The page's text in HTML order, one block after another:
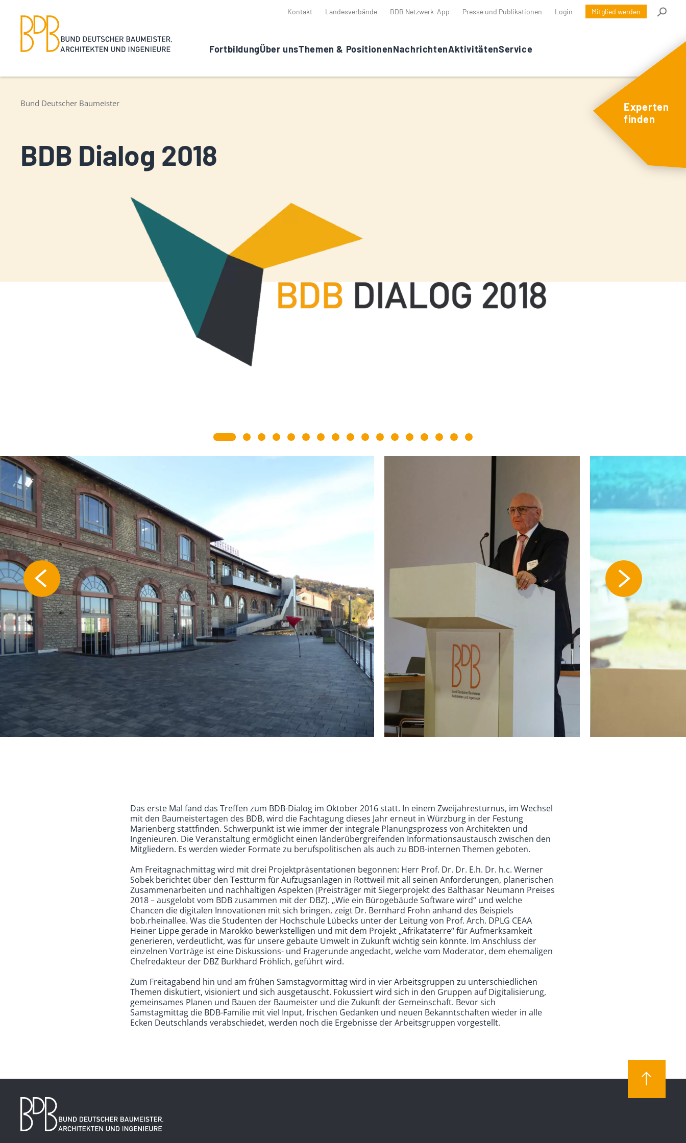
Kontakt Landesverbände BDB Netzwerk-App Presse und Publikationen Login Mitglied werden
FortbildungÜber unsThemen & PositionenNachrichtenAktivitätenService
Experten
finden
Bund Deutscher Baumeister
BDB Dialog 2018
Das erste Mal fand das Treffen zum BDB-Dialog im Oktober 2016 statt. In einem Zweijahresturnus, im Wechsel
mit den Baumeistertagen des BDB, wird die Fachtagung dieses Jahr erneut in Würzburg in der Festung
Marienberg stattfinden. Schwerpunkt ist wie immer der integrale Planungsprozess von Architekten und
Ingenieuren. Die Veranstaltung ermöglicht einen länderübergreifenden Informationsaustausch zwischen den
Mitgliedern. Es werden wieder Formate zu berufspolitischen als auch zu BDB-internen Themen geboten.
Am Freitagnachmittag wird mit drei Projektpräsentationen begonnen: Herr Prof. Dr. Dr. E.h. Dr. h.c. Werner
Sobek berichtet über den Testturm für Aufzugsanlagen in Rottweil mit all seinen Anforderungen, planerischen
Zusammenarbeiten und nachhaltigen Aspekten (Preisträger mit Siegerprojekt des Balthasar Neumann Preises
2018 – ausgelobt vom BDB zusammen mit der DBZ). „Wie ein Bürogebäude Software wird“ und welche
Chancen die digitalen Innovationen mit sich bringen, zeigt Dr. Bernhard Frohn anhand des Beispiels
bob.rheinallee. Was die Studenten der Hochschule Lübecks unter der Leitung von Prof. Arch. DPLG CEAA
Heiner Lippe gerade in Marokko bewerkstelligen und mit dem Projekt „Afrikataterre“ für Aufmerksamkeit
generieren, verdeutlicht, was für unsere gebaute Umwelt in Zukunft wichtig sein könnte. Im Anschluss der
einzelnen Vorträge ist eine Diskussions- und Fragerunde angedacht, welche vom Moderator, dem ehemaligen
Chefredakteur der DBZ Burkhard Fröhlich, geführt wird.
Zum Freitagabend hin und am frühen Samstagvormittag wird in vier Arbeitsgruppen zu unterschiedlichen
Themen diskutiert, visioniert und sich ausgetauscht. Fokussiert wird sich in den Gruppen auf Digitalisierung,
gemeinsames Planen und Bauen der Baumeister und die Zukunft der Gemeinschaft. Bevor sich
Samstagmittag die BDB-Familie mit viel Input, frischen Gedanken und neuen Bekanntschaften wieder in alle
Ecken Deutschlands verabschiedet, werden noch die Ergebnisse der Arbeitsgruppen vorgestellt.